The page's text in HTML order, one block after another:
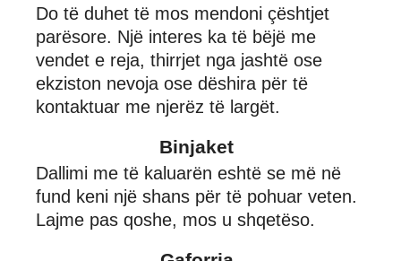
Do të duhet të mos mendoni çështjet
parësore. Një interes ka të bëjë me
vendet e reja, thirrjet nga jashtë ose
ekziston nevoja ose dëshira për të
kontaktuar me njerëz të largët.
Binjaket
Dallimi me të kaluarën eshtë se më në
fund keni një shans për të pohuar veten.
Lajme pas qoshe, mos u shqetëso.